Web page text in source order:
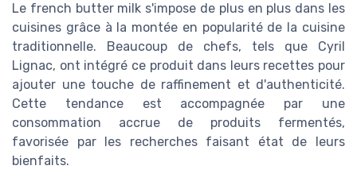
Le french butter milk s'impose de plus en plus dans les
cuisines grâce à la montée en popularité de la cuisine
traditionnelle. Beaucoup de chefs, tels que Cyril
Lignac, ont intégré ce produit dans leurs recettes pour
ajouter une touche de raffinement et d'authenticité.
Cette tendance est accompagnée par une
consommation accrue de produits fermentés,
favorisée par les recherches faisant état de leurs
bienfaits.